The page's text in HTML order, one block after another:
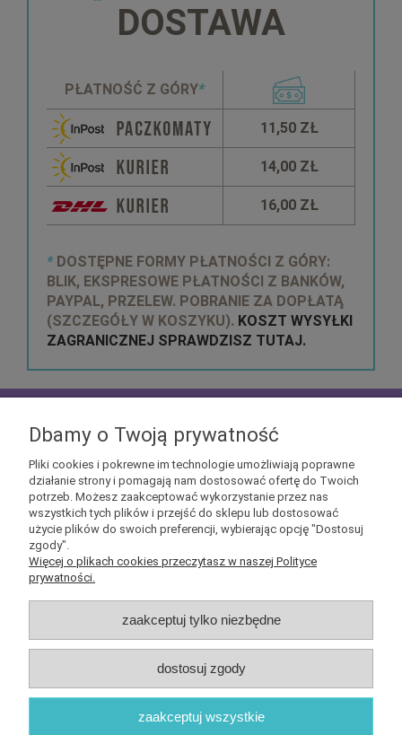
DOSTAWA
PŁATNOŚĆ Z GÓRY*
11,50 ZŁ
14,00 ZŁ
16,00 ZŁ
* DOSTĘPNE FORMY PŁATNOŚCI Z GÓRY:
BLIK, EKSPRESOWE PŁATNOŚCI Z BANKÓW,
PAYPAL, PRZELEW. POBRANIE ZA DOPŁATĄ
(SZCZEGÓŁY W KOSZYKU). KOSZT WYSYŁKI
ZAGRANICZNEJ SPRAWDZISZ TUTAJ.
otrzymać kupony rabatowe na geekowe itemy
Pomoc
O nas
Dbamy o Twoją prywatność
Pliki cookies i pokrewne im technologie umożliwiają poprawne
działanie strony i pomagają nam dostosować ofertę do Twoich
potrzeb. Możesz zaakceptować wykorzystanie przez nas
wszystkich tych plików i przejść do sklepu lub dostosować
użycie plików do swoich preferencji, wybierając opcję "Dostosuj
zgody".
Więcej o plikach cookies przeczytasz w naszej Polityce
prywatności.
zaakceptuj tylko niezbędne
dostosuj zgody
zaakceptuj wszystkie